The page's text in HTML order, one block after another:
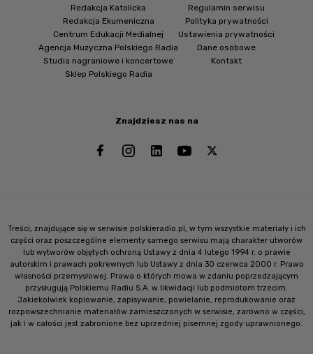
Znajdziesz nas na
Redakcja Katolicka
Redakcja Ekumeniczna
Centrum Edukacji Medialnej
Agencja Muzyczna Polskiego Radia
Studia nagraniowe i koncertowe
Sklep Polskiego Radia
Regulamin serwisu
Polityka prywatności
Ustawienia prywatności
Dane osobowe
Kontakt
Treści, znajdujące się w serwisie polskieradio.pl, w tym wszystkie materiały i ich
części oraz poszczególne elementy samego serwisu mają charakter utworów
lub wytworów objętych ochroną Ustawy z dnia 4 lutego 1994 r. o prawie
autorskim i prawach pokrewnych lub Ustawy z dnia 30 czerwca 2000 r. Prawo
własności przemysłowej. Prawa o których mowa w zdaniu poprzedzającym
przysługują Polskiemu Radiu S.A. w likwidacji lub podmiotom trzecim.
Jakiekolwiek kopiowanie, zapisywanie, powielanie, reprodukowanie oraz
rozpowszechnianie materiałów zamieszczonych w serwisie, zarówno w części,
jak i w całości jest zabronione bez uprzedniej pisemnej zgody uprawnionego.